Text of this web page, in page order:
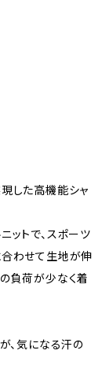
した高機能シャ
ットで、スポーツ
合わせて生地が伸
負荷が少なく着
、気になる汗の